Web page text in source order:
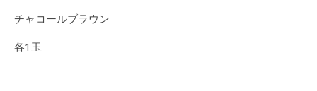
チャコールブラウン
各1玉